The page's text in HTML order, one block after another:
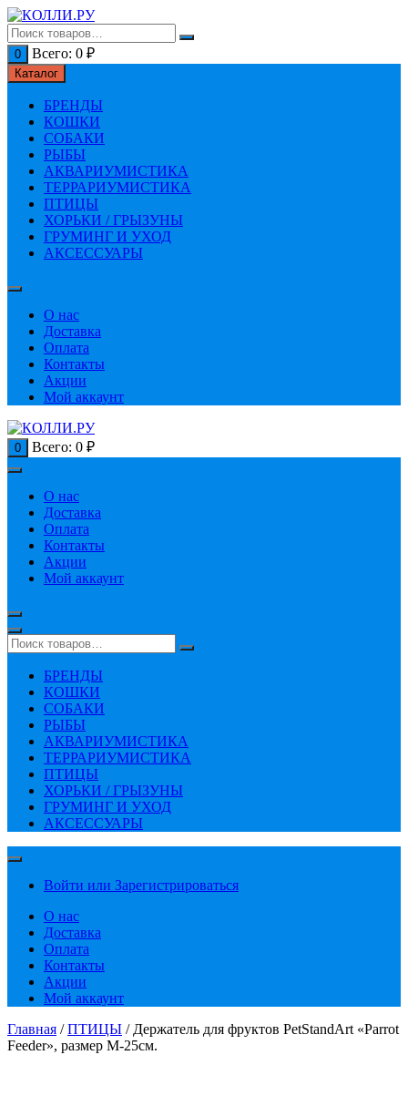
Перейти
к
содержимому
0 Всего: 0 ₽
Каталог
БРЕНДЫ
КОШКИ
СОБАКИ
РЫБЫ
АКВАРИУМИСТИКА
ТЕРРАРИУМИСТИКА
ПТИЦЫ
ХОРЬКИ / ГРЫЗУНЫ
ГРУМИНГ И УХОД
АКСЕССУАРЫ
О нас
Доставка
Оплата
Контакты
Акции
Мой аккаунт
0 Всего: 0 ₽
О нас
Доставка
Оплата
Контакты
Акции
Мой аккаунт
БРЕНДЫ
КОШКИ
СОБАКИ
РЫБЫ
АКВАРИУМИСТИКА
ТЕРРАРИУМИСТИКА
ПТИЦЫ
ХОРЬКИ / ГРЫЗУНЫ
ГРУМИНГ И УХОД
АКСЕССУАРЫ
Войти или Зарегистрироваться
О нас
Доставка
Оплата
Контакты
Акции
Мой аккаунт
Главная /ПТИЦЫ / Держатель для фруктов PetStandArt «Parrot
Feeder», размер M-25см.